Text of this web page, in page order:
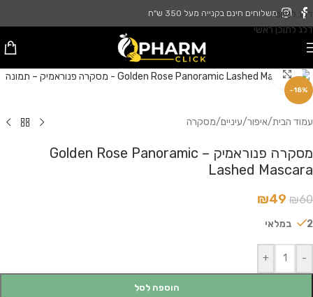
דלג לניווט
דלג לתוכן ראשי
משלוחים חינם בקנייה מעל 350 ש"ח
-18%
לחץ להגדלה
עמוד הבית/איפור/עיניים/מסקרה
מסקרה פנוראמיק – Golden Rose Panoramic
Lashed Mascara
₪60
₪49
2 במלאי
-
+
הוספה לסל